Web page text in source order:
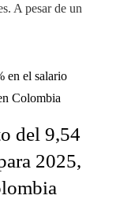
A pesar de un
del 9,54
2025,